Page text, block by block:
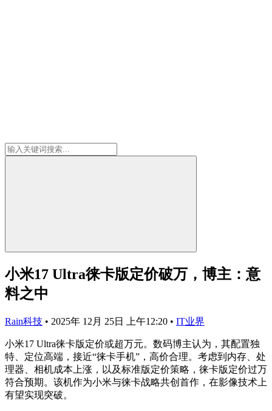
小米17 Ultra徕卡版定价破万，博主：意
料之中
Rain科技 • 2025年 12月 25日 上午12:20 • IT业界
小米17 Ultra徕卡版定价或超万元。数码博主认为，其配置独
特、定位高端，接近“徕卡手机”，高价合理。考虑到内存、处
理器、相机成本上涨，以及标准版定价策略，徕卡版定价过万
符合预期。该机作为小米与徕卡战略共创首作，在影像技术上
有望实现突破。